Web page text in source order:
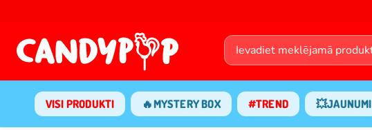
VISI PRODUKTI 🔥MYSTERY BOX #TREND 💥JAUNUMI